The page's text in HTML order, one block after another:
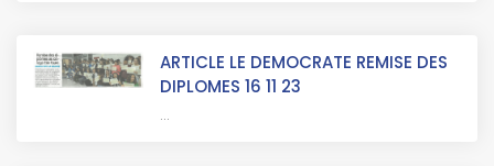
ARTICLE LE DEMOCRATE REMISE DES
DIPLOMES 16 11 23
...